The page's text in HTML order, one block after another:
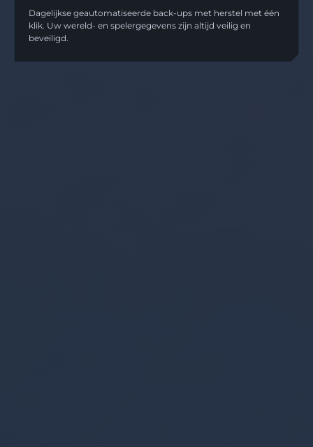
Dagelijkse geautomatiseerde back-ups met herstel met één
klik. Uw wereld- en spelergegevens zijn altijd veilig en
beveiligd.